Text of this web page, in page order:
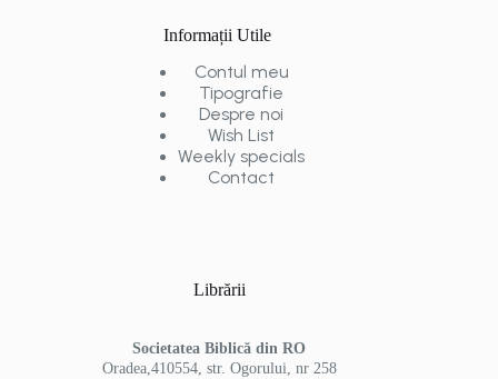
Informații Utile
Contul meu
Tipografie
Despre noi
Wish List
Weekly specials
Contact
Librării
Societatea Biblică din RO
Oradea,410554, str. Ogorului, nr 258